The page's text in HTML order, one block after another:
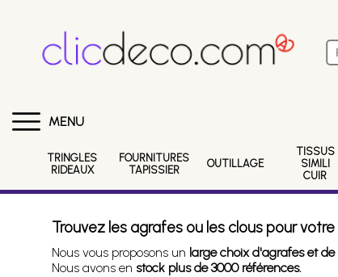
MENU
TRINGLES
RIDEAUX
FOURNITURES
TAPISSIER
OUTILLAGE
TISSUS
SIMILI
CUIR
Trouvez les agrafes ou les clous pour
Nous vous proposons un large choix d'agrafes et
Nous avons en stock plus de 3000 références.